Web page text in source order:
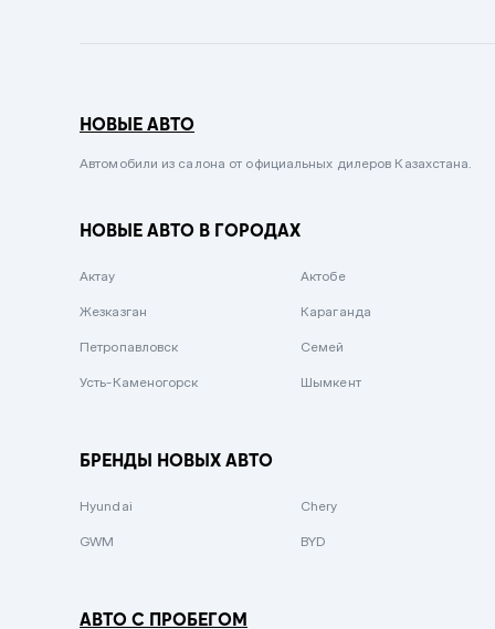
Сиреневый металлик
Вишневый
Зеленый металлик
НОВЫЕ АВТО
Автомобили из салона от официальных дилеров Казахстана.
НОВЫЕ АВТО В ГОРОДАХ
Актау Актобе
Жезказган Караганда
Петропавловск Семей
Усть-Каменогорск Шымкент
БРЕНДЫ НОВЫХ АВТО
Hyundai Chery
GWM BYD
АВТО С ПРОБЕГОМ